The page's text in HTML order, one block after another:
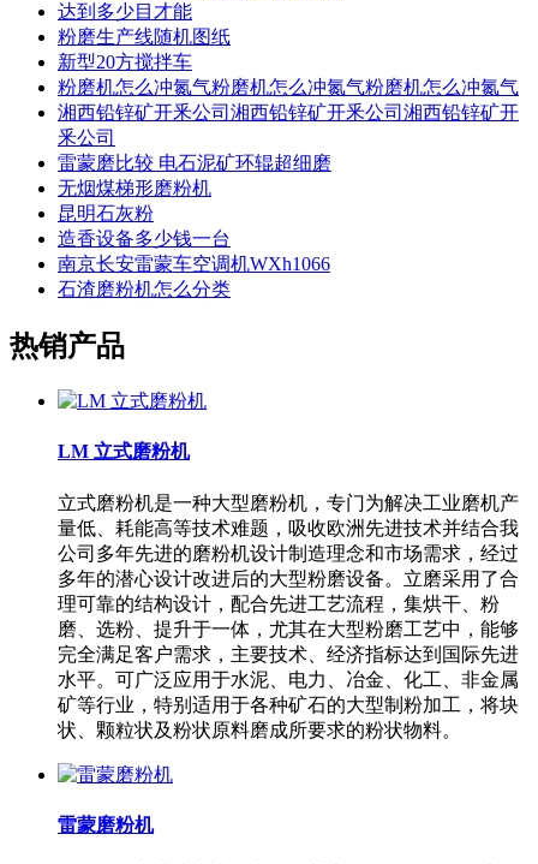
达到多少目才能
粉磨生产线随机图纸
新型20方搅拌车
粉磨机怎么冲氮气粉磨机怎么冲氮气粉磨机怎么冲氮气
湘西铅锌矿开釆公司湘西铅锌矿开釆公司湘西铅锌矿开
釆公司
雷蒙磨比较 电石泥矿环辊超细磨
无烟煤梯形磨粉机
昆明石灰粉
造香设备多少钱一台
南京长安雷蒙车空调机WXh1066
石渣磨粉机怎么分类
热销产品
LM 立式磨粉机
立式磨粉机是一种大型磨粉机，专门为解决工业磨机产
量低、耗能高等技术难题，吸收欧洲先进技术并结合我
公司多年先进的磨粉机设计制造理念和市场需求，经过
多年的潜心设计改进后的大型粉磨设备。立磨采用了合
理可靠的结构设计，配合先进工艺流程，集烘干、粉
磨、选粉、提升于一体，尤其在大型粉磨工艺中，能够
完全满足客户需求，主要技术、经济指标达到国际先进
水平。可广泛应用于水泥、电力、冶金、化工、非金属
矿等行业，特别适用于各种矿石的大型制粉加工，将块
状、颗粒状及粉状原料磨成所要求的粉状物料。
雷蒙磨粉机